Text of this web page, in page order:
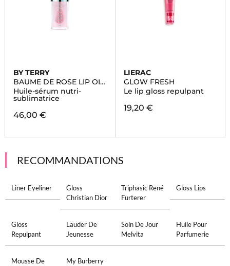
BY TERRY
BAUME DE ROSE LIP OIL
SERUM
Huile-sérum nutri-
sublimatrice
46,00 €
LIERAC
GLOW FRESH
Le lip gloss repulpant
19,20 €
RECOMMANDATIONS
Liner Eyeliner
Gloss
Christian Dior
Triphasic René
Furterer
Gloss Lips
Gloss
Repulpant
Lauder De
Jeunesse
Soin De Jour
Melvita
Huile Pour
Parfumerie
Mousse De
My Burberry